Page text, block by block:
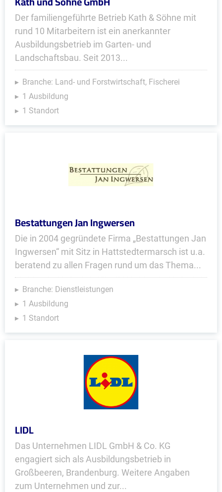
Der familiengeführte Betrieb Kath & Söhne mit
rund 10 Mitarbeitern ist ein anerkannter
Ausbildungsbetrieb im Garten- und
Landschaftsbau. Seit 2013...
Branche: Land- und Forstwirtschaft, Fischerei
1 Ausbildung
1 Standort
Bestattungen Jan Ingwersen
Die in 2004 gegründete Firma „Bestattungen Jan
Ingwersen“ mit Sitz in Hattstedtermarsch ist u.a.
beratend zu allen Fragen rund um das Thema...
Branche: Dienstleistungen
1 Ausbildung
1 Standort
LIDL
Das Unternehmen LIDL GmbH & Co. KG
engagiert sich als Ausbildungsbetrieb in
Großbeeren, Brandenburg. Weitere Angaben
zum Unternehmen und zur...